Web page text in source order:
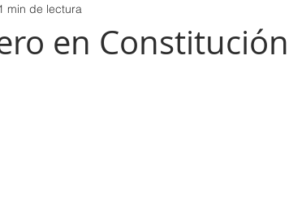
en Constitución
min de lectura